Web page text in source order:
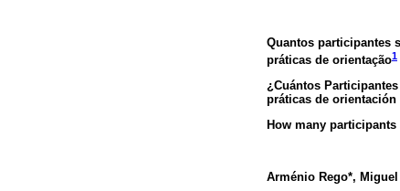
Quantos participantes
práticas de orientação1
¿Cuántos
práticas de orientación
How many
Arménio Rego*,